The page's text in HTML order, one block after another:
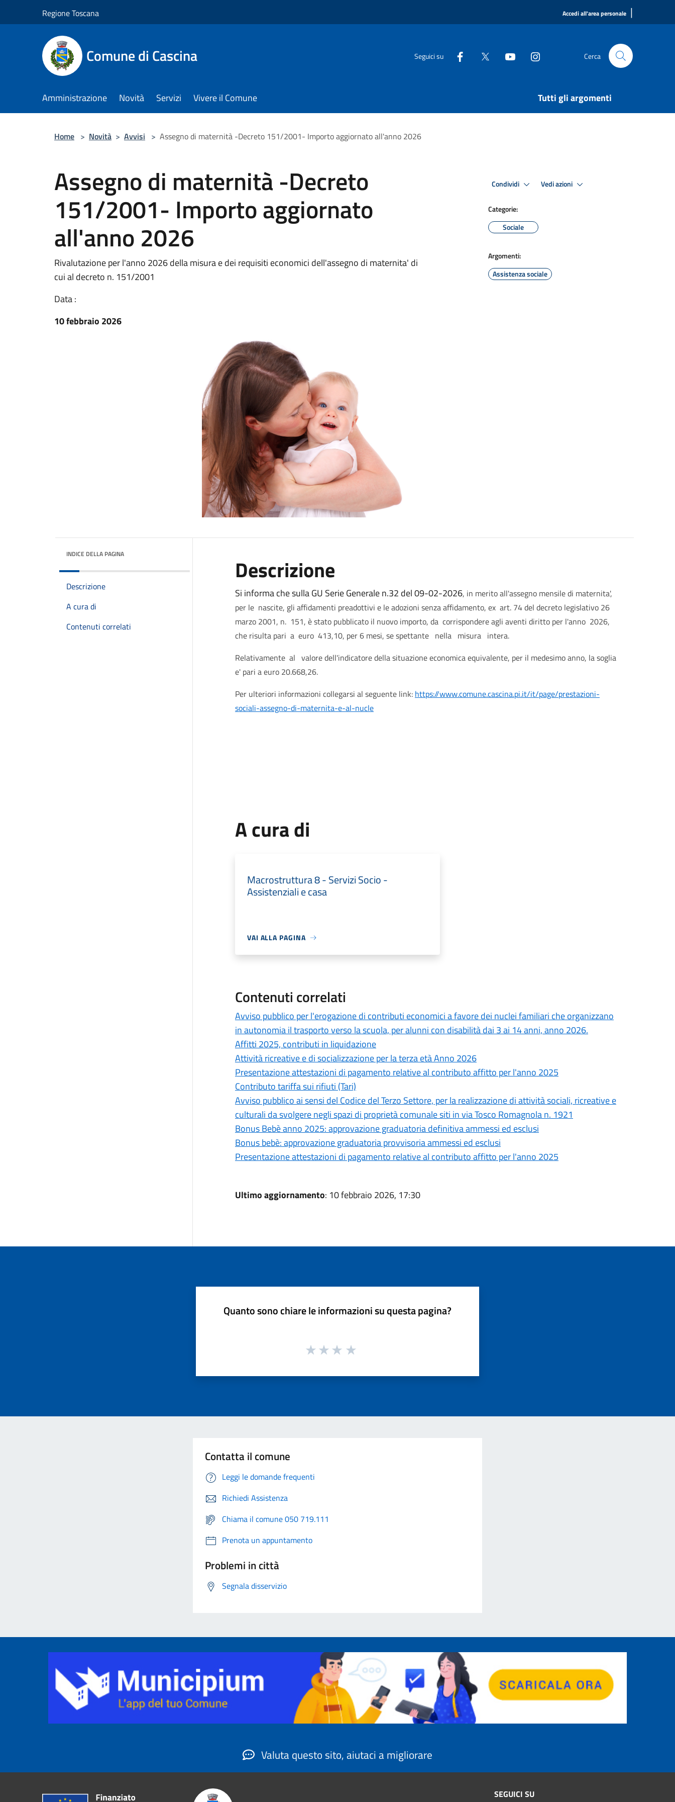
Regione Toscana Accedi all'area personale |
Comune di Cascina Seguici su Cerca
Amministrazione Novità Servizi Vivere il Comune Tutti gli argomenti
Home > Novità > Avvisi > Assegno di maternità -Decreto 151/2001- Importo aggiornato all'anno 2026
Assegno di maternità -Decreto
151/2001- Importo aggiornato
all'anno 2026
Rivalutazione per l'anno 2026 della misura e dei requisiti economici dell'assegno di maternita' di
cui al decreto n. 151/2001
Data :
10 febbraio 2026
Condividi Vedi azioni
Categorie:
Sociale
Argomenti:
Assistenza sociale
INDICE DELLA PAGINA
Descrizione
A cura di
Contenuti correlati
Descrizione
Si informa che sulla GU Serie Generale n.32 del 09-02-2026, in merito all'assegno mensile di maternita',
per le nascite, gli affidamenti preadottivi e le adozioni senza affidamento, ex art. 74 del decreto legislativo 26
marzo 2001, n. 151, è stato pubblicato il nuovo importo, da corrispondere agli aventi diritto per l'anno 2026,
che risulta pari a euro 413,10, per 6 mesi, se spettante nella misura intera.
Relativamente al valore dell'indicatore della situazione economica equivalente, per il medesimo anno, la soglia
e' pari a euro 20.668,26.
Per ulteriori informazioni collegarsi al seguente link: https://www.comune.cascina.pi.it/it/page/prestazioni-
sociali-assegno-di-maternita-e-al-nucle
A cura di
Macrostruttura 8 - Servizi Socio -
Assistenziali e casa
VAI ALLA PAGINA
Contenuti correlati
Avviso pubblico per l'erogazione di contributi economici a favore dei nuclei familiari che organizzano
in autonomia il trasporto verso la scuola, per alunni con disabilità dai 3 ai 14 anni, anno 2026.
Affitti 2025, contributi in liquidazione
Attività ricreative e di socializzazione per la terza età Anno 2026
Presentazione attestazioni di pagamento relative al contributo affitto per l'anno 2025
Contributo tariffa sui rifiuti (Tari)
Avviso pubblico ai sensi del Codice del Terzo Settore, per la realizzazione di attività sociali, ricreative e
culturali da svolgere negli spazi di proprietà comunale siti in via Tosco Romagnola n. 1921
Bonus Bebè anno 2025: approvazione graduatoria definitiva ammessi ed esclusi
Bonus bebè: approvazione graduatoria provvisoria ammessi ed esclusi
Presentazione attestazioni di pagamento relative al contributo affitto per l'anno 2025
Ultimo aggiornamento: 10 febbraio 2026, 17:30
Quanto sono chiare le informazioni su questa pagina?
Contatta il comune
Leggi le domande frequenti
Richiedi Assistenza
Chiama il comune 050 719.111
Prenota un appuntamento
Problemi in città
Segnala disservizio
Valuta questo sito, aiutaci a migliorare
SEGUICI SU